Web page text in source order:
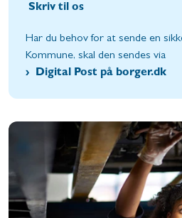
Skriv til os
Har du behov for at sende en
Kommune, skal den sendes via
Digital Post på borger.dk